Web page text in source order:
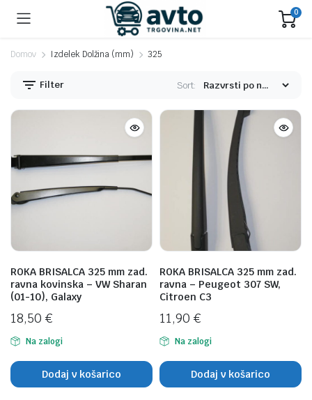
0
Domov Izdelek Dolžina (mm) 325
Filter Sort:
ROKA BRISALCA 325 mm zad.
ravna kovinska – VW Sharan
(01-10), Galaxy
18,50 €
Na zalogi
Dodaj v košarico
ROKA BRISALCA 325 mm zad.
ravna – Peugeot 307 SW,
Citroen C3
11,90 €
Na zalogi
Dodaj v košarico